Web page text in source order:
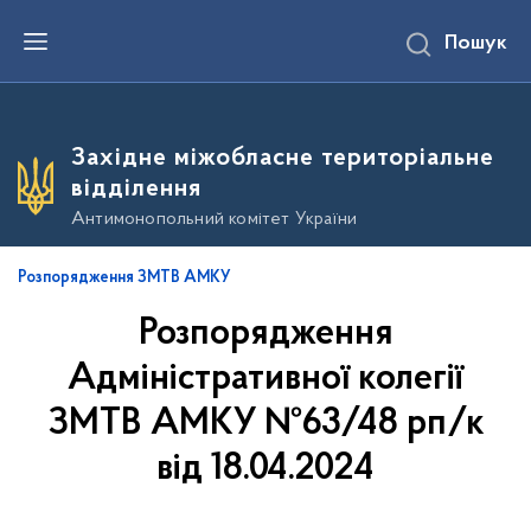
е
о
о
в
Пошук
Західне міжобласне територіальне
відділення
Антимонопольний комітет України
Розпорядження ЗМТВ АМКУ
Розпорядження
Адміністративної колегії
ЗМТВ АМКУ №63/48 рп/к
від 18.04.2024